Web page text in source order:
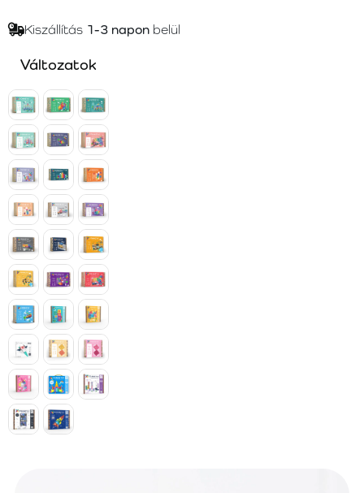
Kiszállítás 1-3 napon belül
Változatok